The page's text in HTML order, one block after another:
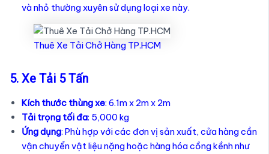
và nhỏ thường xuyên sử dụng loại xe này.
Thuê Xe Tải Chở Hàng TP.HCM
5. Xe Tải 5 Tấn
Kích thước thùng xe: 6.1m x 2m x 2m
Tải trọng tối đa: 5,000 kg
Ứng dụng: Phù hợp với các đơn vị sản xuất, cửa hàng cần
vận chuyển vật liệu nặng hoặc hàng hóa cồng kềnh như